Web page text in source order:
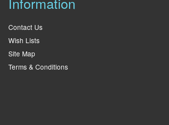
Contact Us
Wish Lists
Site Map
Terms & Conditions